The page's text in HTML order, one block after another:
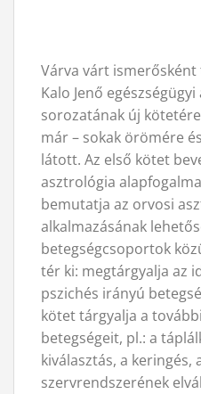
Várva várt
Kalo Jenő
sorozatának új
már – sokak örömére
látott. Az első kötet
asztrológia
bemutatja az orvosi
alkalmazásának
betegségcsoportok
tér ki: megtárgyalja az
pszichés irányú
kötet tárgyalja a
betegségeit, pl.: a
kiválasztás, a keringés,
szervrendszerének